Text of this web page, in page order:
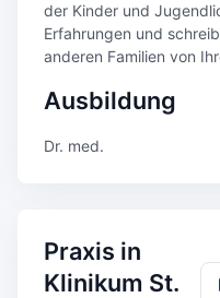
der Kinder und
Erfahrungen und
anderen Familien von
Ausbildung
Dr. med.
Praxis in
Klinikum St.